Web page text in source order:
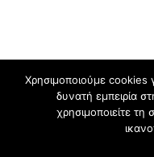
Χρησιμοποιούμε cookies
δυνατή εμπειρία
χρησιμοποιείτε